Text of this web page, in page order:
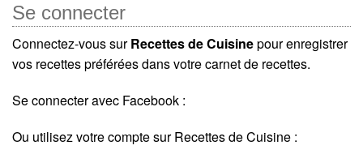
Se connecter
Connectez-vous surRecettes de Cuisinepour enregistrer
vos recettes préférées dans votre carnet de recettes.
Se connecter avec Facebook :
Ou utilisez votre compte sur Recettes de Cuisine :